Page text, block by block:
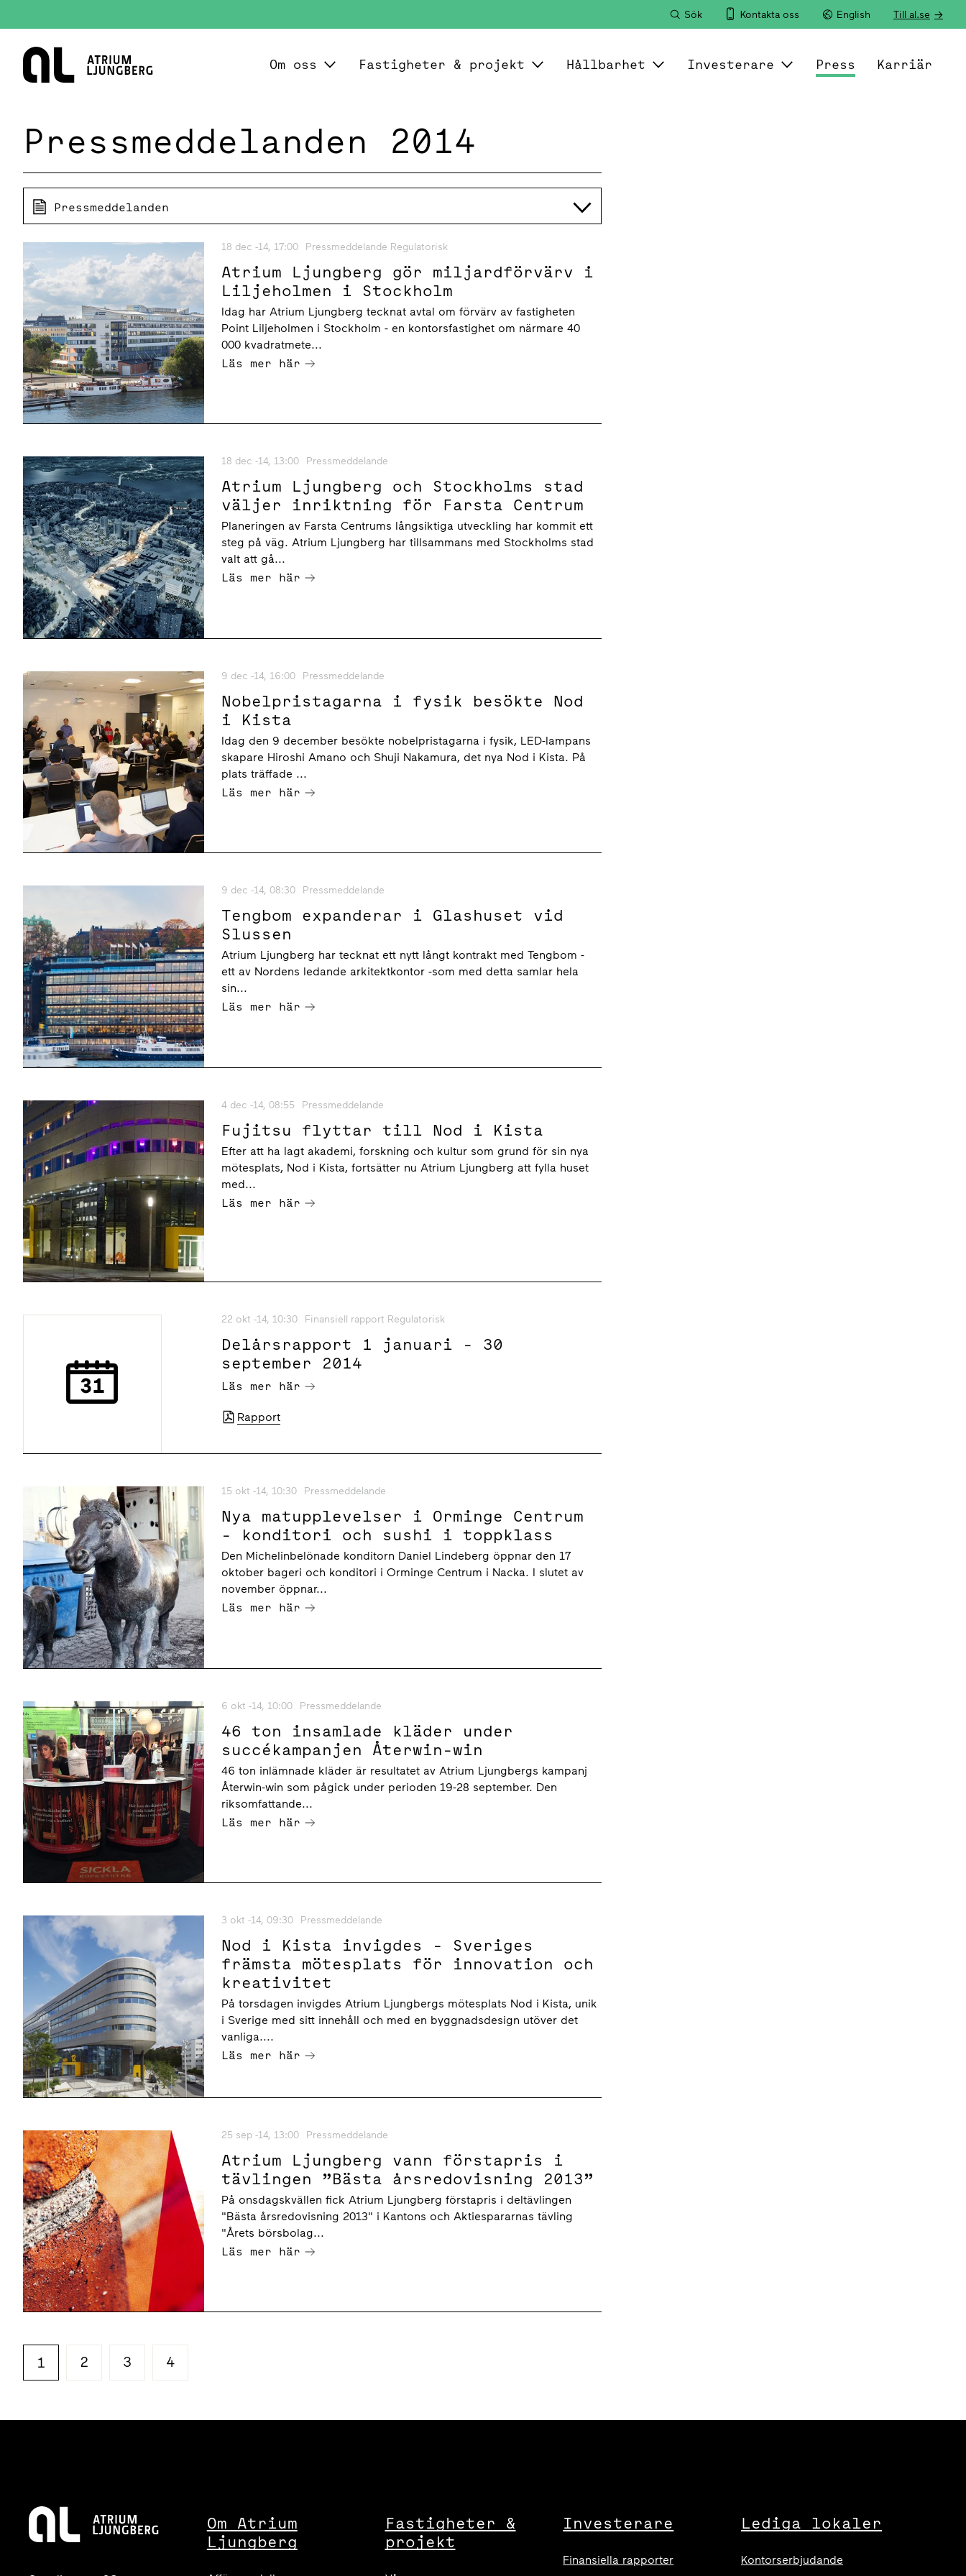
Sök Kontakta oss English Till al.se
Hem
Om oss Fastigheter & projekt Hållbarhet Investerare Press Karriär
Pressmeddelanden 2014
Pressmeddelanden
18 dec -14, 17:00 Pressmeddelande Regulatorisk
Atrium Ljungberg gör miljardförvärv i
Liljeholmen i Stockholm
Idag har Atrium Ljungberg tecknat avtal om förvärv av fastigheten
Point Liljeholmen i Stockholm - en kontorsfastighet om närmare 40
000 kvadratmete...
Läs mer här
18 dec -14, 13:00 Pressmeddelande
Atrium Ljungberg och Stockholms stad
väljer inriktning för Farsta Centrum
Planeringen av Farsta Centrums långsiktiga utveckling har kommit ett
steg på väg. Atrium Ljungberg har tillsammans med Stockholms stad
valt att gå...
Läs mer här
9 dec -14, 16:00 Pressmeddelande
Nobelpristagarna i fysik besökte Nod
i Kista
Idag den 9 december besökte nobelpristagarna i fysik, LED-lampans
skapare Hiroshi Amano och Shuji Nakamura, det nya Nod i Kista. På
plats träffade ...
Läs mer här
9 dec -14, 08:30 Pressmeddelande
Tengbom expanderar i Glashuset vid
Slussen
Atrium Ljungberg har tecknat ett nytt långt kontrakt med Tengbom -
ett av Nordens ledande arkitektkontor -som med detta samlar hela
sin...
Läs mer här
4 dec -14, 08:55 Pressmeddelande
Fujitsu flyttar till Nod i Kista
Efter att ha lagt akademi, forskning och kultur som grund för sin nya
mötesplats, Nod i Kista, fortsätter nu Atrium Ljungberg att fylla huset
med...
Läs mer här
22 okt -14, 10:30 Finansiell rapport Regulatorisk
Delårsrapport 1 januari - 30
september 2014
Läs mer här
Rapport
15 okt -14, 10:30 Pressmeddelande
Nya matupplevelser i Orminge Centrum
- konditori och sushi i toppklass
Den Michelinbelönade konditorn Daniel Lindeberg öppnar den 17
oktober bageri och konditori i Orminge Centrum i Nacka. I slutet av
november öppnar...
Läs mer här
6 okt -14, 10:00 Pressmeddelande
46 ton insamlade kläder under
succékampanjen Återwin-win
46 ton inlämnade kläder är resultatet av Atrium Ljungbergs kampanj
Återwin-win som pågick under perioden 19-28 september. Den
riksomfattande...
Läs mer här
3 okt -14, 09:30 Pressmeddelande
Nod i Kista invigdes - Sveriges
främsta mötesplats för innovation och
kreativitet
På torsdagen invigdes Atrium Ljungbergs mötesplats Nod i Kista, unik
i Sverige med sitt innehåll och med en byggnadsdesign utöver det
vanliga....
Läs mer här
25 sep -14, 13:00 Pressmeddelande
Atrium Ljungberg vann förstapris i
tävlingen ”Bästa årsredovisning 2013”
På onsdagskvällen fick Atrium Ljungberg förstapris i deltävlingen
"Bästa årsredovisning 2013" i Kantons och Aktiespararnas tävling
"Årets börsbolag...
Läs mer här
1 2 3 4
Om Atrium
Ljungberg
Fastigheter &
projekt
Investerare
Finansiella rapporter
Lediga lokaler
Kontorserbjudande